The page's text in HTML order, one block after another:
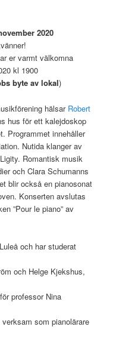
2020
er varmt välkomna
kl 1900
byte av lokal)
hälsar Robert
hus för ett kalejdoskop
Programmet innehåller
Nutida klanger av
Romantisk musik
och Clara Schumanns
blir också en pianosonat
Konserten avslutas
”Pour le piano” av
och har studerat
och Helge Kjekshus,
professor Nina
som pianolärare